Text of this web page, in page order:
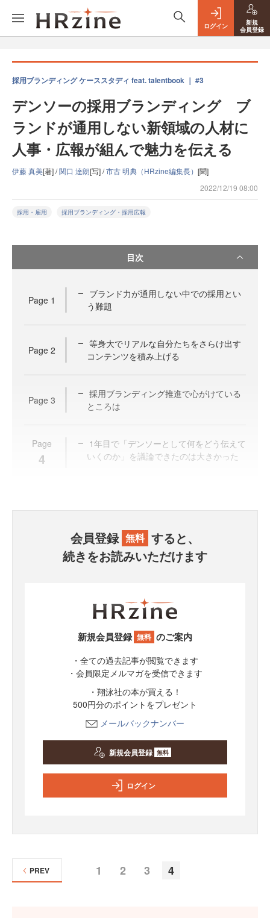
ログイン
新規
会員登録
採用ブランディング ケーススタディ feat. talentbook ｜ #3
デンソーの採用ブランディング ブ
ランドが通用しない新領域の人材に
人事・広報が組んで魅力を伝える
伊藤 真美[著] /関口 達朗[写] /市古 明典（HRzine編集長） [聞]
2022/12/19 08:00
採用・雇用 採用ブランディング・採用広報
目次
Page 1
ブランド力が通用しない中での採用とい
う難題
Page 2
等身大でリアルな自分たちをさらけ出す
コンテンツを積み上げる
Page 3
採用ブランディング推進で心がけている
ところは
Page
4
1年目で「デンソーとして何をどう伝えて
いくのか」を議論できたのは大きかった
会員登録 無料 すると、
続きをお読みいただけます
新規会員登録 無料 のご案内
・全ての過去記事が閲覧できます
・会員限定メルマガを受信できます
・翔泳社の本が買える！
500円分のポイントをプレゼント
メールバックナンバー
新規会員登録 無料
ログイン
1 2 3 4
PREV